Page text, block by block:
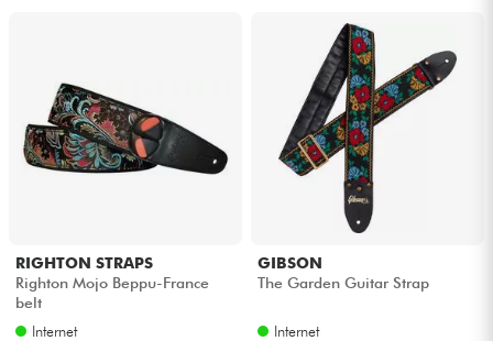
RIGHTON STRAPS
Righton Mojo Beppu-France
belt
Internet
GIBSON
The Garden Guitar Strap
Internet